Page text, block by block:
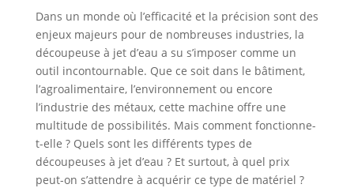
Dans un monde où l’efficacité et la précision sont des
enjeux majeurs pour de nombreuses industries, la
découpeuse à jet d’eau a su s’imposer comme un
outil incontournable. Que ce soit dans le bâtiment,
l’agroalimentaire, l’environnement ou encore
l’industrie des métaux, cette machine offre une
multitude de possibilités. Mais comment fonctionne-
t-elle ? Quels sont les différents types de
découpeuses à jet d’eau ? Et surtout, à quel prix
peut-on s’attendre à acquérir ce type de matériel ?